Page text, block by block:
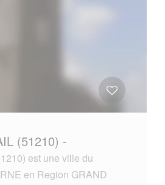
(51210) -
est une ville du
en Region GRAND